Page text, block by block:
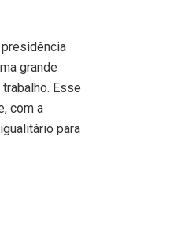
presidência
grande
Esse
com a
para